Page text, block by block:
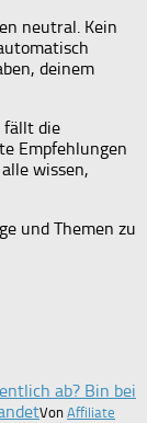
neutral. Kein
deinem
fällt die
Empfehlungen
wissen,
und Themen zu
ab? Bin bei
Von Affiliate